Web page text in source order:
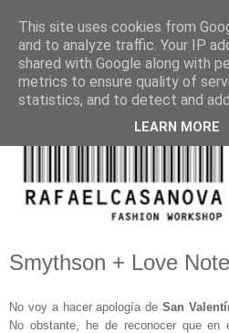
Smythson + Love
No voy a hacer apología deSan
No obstante, he de reconocer que
This site uses cookies from
and to analyze traffic. Your IP
shared with Google along with
metrics to ensure quality of
statistics, and to detect and
LEARN MORE